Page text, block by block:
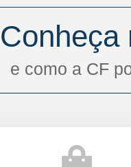
Conheça
e como a CF